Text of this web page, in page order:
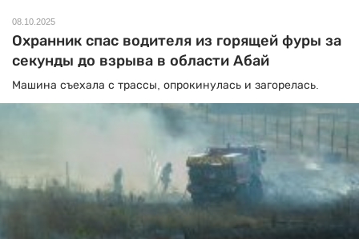
08.10.2025
Охранник спас водителя из горящей фуры за
секунды до взрыва в области Абай
Машина съехала с трассы, опрокинулась и загорелась.